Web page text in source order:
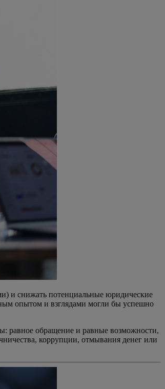
и снижать потенциальные юридические
опытом и взглядами могли бы успешно
равное обращение и равные возможности,
коррупции, отмывания денег или